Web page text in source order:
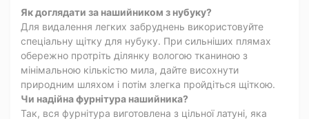
Як доглядати за нашийником з нубуку?
Для видалення легких забруднень використовуйте
спеціальну щітку для нубуку. При сильніших плямах
обережно протріть ділянку вологою тканиною з
мінімальною кількістю мила, дайте висохнути
природним шляхом і потім злегка пройдіться щіткою.
Чи надійна фурнітура нашийника?
Так, вся фурнітура виготовлена з цільної латуні, яка